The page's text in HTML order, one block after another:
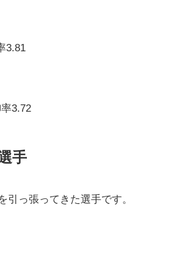
3.81
3.72
手
引っ張ってきた選手です。